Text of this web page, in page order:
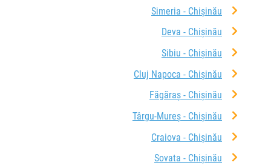
Simeria - Chișinău
Deva - Chișinău
Sibiu - Chișinău
Cluj Napoca - Chișinău
Făgăraș - Chișinău
Târgu-Mureș - Chișinău
Craiova - Chișinău
Sovata - Chișinău